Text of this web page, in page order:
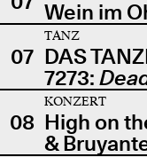
Wein im
07
TANZ
DAS
7273:
08
KONZERT
High on
&